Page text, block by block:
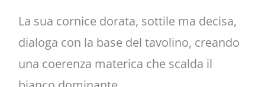
La sua cornice dorata, sottile ma decisa,
dialoga con la base del tavolino, creando
una coerenza materica che scalda il